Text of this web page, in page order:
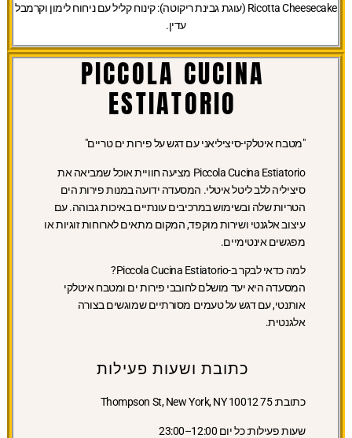
Ricotta Cheesecake (עוגת גבינת ריקוטה):
קינוח קליל עם ניחוח לימון וקרמבל
עדין.
PICCOLA CUCINA
ESTIATORIO
"מטבח איטלקי-סיציליאני עם דגש על פירות ים טריים"
Piccola Cucina Estiatorio מציעה חוויית אוכל שמביאה את
סיציליה ללב ליטל איטלי. המסעדה ידועה במנות פירות הים
הטריות שלה ובשימוש במרכיבים עונתיים באיכות גבוהה. עם
עיצוב אלגנטי ושירות מוקפד, המקום מתאים לארוחות זוגיות או
מפגשים אינטימיים.
למה כדאי לבקר ב-Piccola Cucina Estiatorio?
המסעדה היא יעד מושלם לחובבי פירות ים ומטבח איטלקי
אותנטי, עם דגש על טעמים מסורתיים שמוגשים בצורה
אלגנטית.
כתובת ושעות פעילות
כתובת:75 Thompson St, New York, NY 10012
שעות פעילות:כל יום 12:00–23:00